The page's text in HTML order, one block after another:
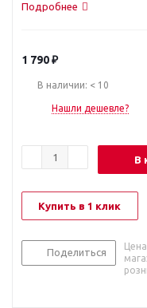
Подробнее
1 790₽
В наличии: < 10
Нашли дешевле?
В
Купить в 1 клик
Поделиться